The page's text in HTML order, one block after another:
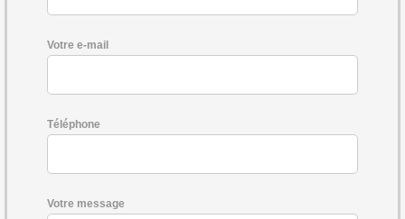
Votre e-mail
Téléphone
Votre message